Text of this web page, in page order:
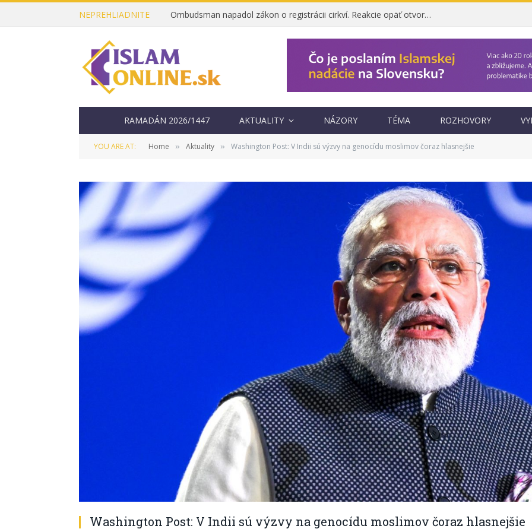
NEPREHLIADNITE Ombudsman napadol zákon o registrácii cirkví. Reakcie opäť otvorili otázku, prečo vznikol
RAMADÁN 2026/1447 AKTUALITY NÁZORY TÉMA ROZHOVORY
YOU ARE AT: Home » Aktuality » Washington Post: V Indii sú výzvy na genocídu moslimov čoraz hlasnejšie
Washington Post: V Indii sú výzvy na genocídu moslimov čoraz hlasnejšie